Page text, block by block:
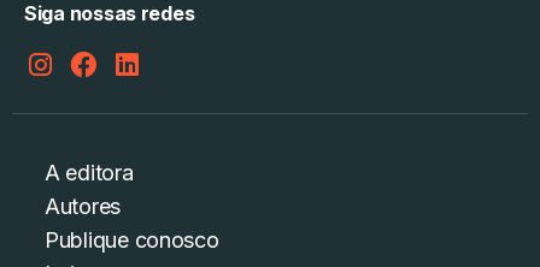
Siga nossas redes
A editora
Autores
Publique conosco